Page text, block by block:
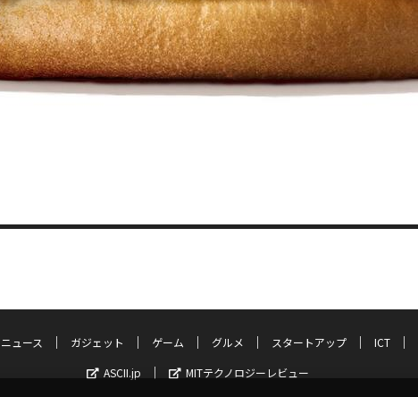
ニュース ガジェット ゲーム グルメ スタートアップ ICT
ASCII.jp
MITテクノロジーレビュー